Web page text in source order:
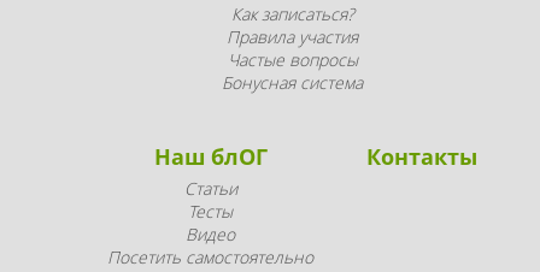
Как записаться?
Правила участия
Частые вопросы
Бонусная система
Наш блОГ
Статьи
Тесты
Видео
Посетить самостоятельно
Контакты